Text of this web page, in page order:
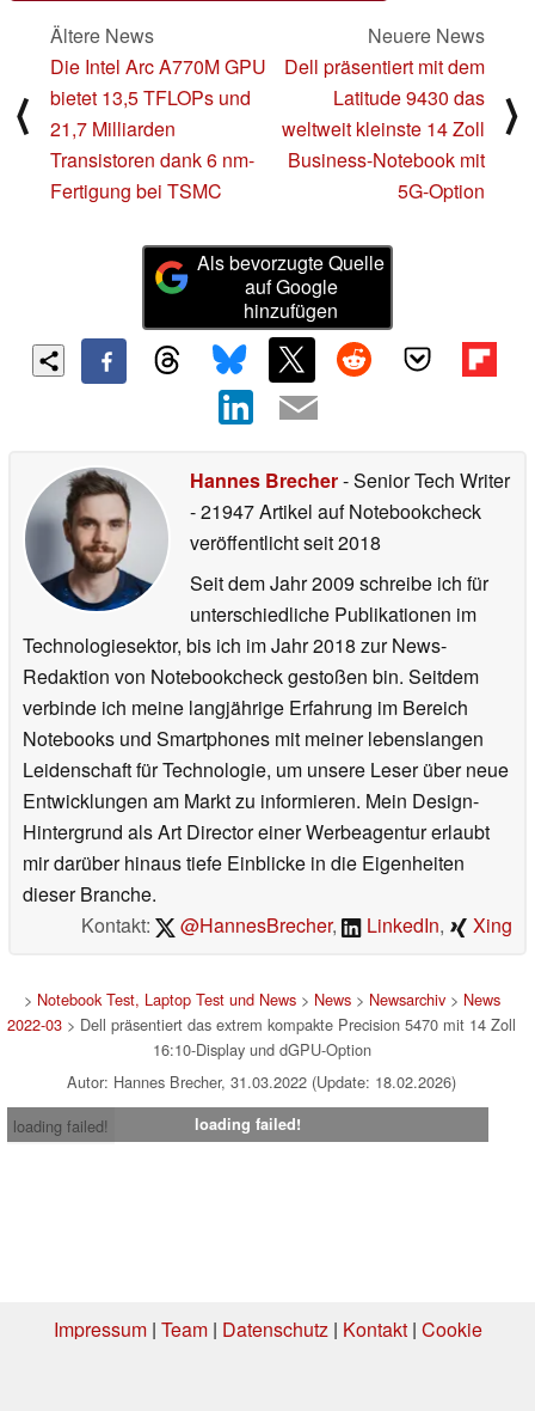
⟨
Ältere News
Die Intel Arc A770M GPU
bietet 13,5 TFLOPs und
21,7 Milliarden
Transistoren dank 6 nm-
Fertigung bei TSMC
Neuere News
Dell präsentiert mit dem
Latitude 9430 das
weltweit kleinste 14 Zoll
Business-Notebook mit
5G-Option
⟩
Als bevorzugte Quelle
auf Google
hinzufügen
Hannes Brecher- Senior Tech Writer
- 21947 Artikel auf Notebookcheck
veröffentlichtseit 2018
Seit dem Jahr 2009 schreibe ich für
unterschiedliche Publikationen im
Technologiesektor, bis ich im Jahr 2018 zur News-
Redaktion von Notebookcheck gestoßen bin. Seitdem
verbinde ich meine langjährige Erfahrung im Bereich
Notebooks und Smartphones mit meiner lebenslangen
Leidenschaft für Technologie, um unsere Leser über neue
Entwicklungen am Markt zu informieren. Mein Design-
Hintergrund als Art Director einer Werbeagentur erlaubt
mir darüber hinaus tiefe Einblicke in die Eigenheiten
dieser Branche.
Kontakt:
@HannesBrecher, LinkedIn, Xing
> Notebook Test, Laptop Test und News> News> Newsarchiv> News
2022-03 > Dell präsentiert das extrem kompakte Precision 5470 mit 14 Zoll
16:10-Display und dGPU-Option
Autor: Hannes Brecher, 31.03.2022 (Update: 18.02.2026)
loading failed!
loading failed!
Impressum| Team| Datenschutz| Kontakt| Cookie